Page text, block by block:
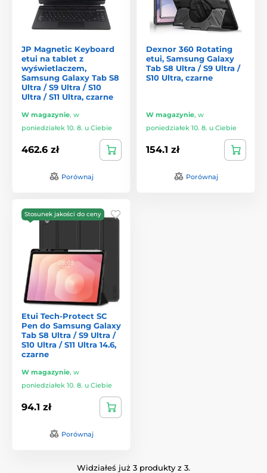
JP Magnetic Keyboard
etui na tablet z
wyświetlaczem,
Samsung Galaxy Tab S8
Ultra / S9 Ultra / S10
Ultra / S11 Ultra, czarne
W magazynie, w
poniedziałek 10. 8. u Ciebie
462.6 zł
Porównaj
Dexnor 360 Rotating
etui, Samsung Galaxy
Tab S8 Ultra / S9 Ultra /
S10 Ultra, czarne
W magazynie, w
poniedziałek 10. 8. u Ciebie
154.1 zł
Porównaj
Stosunek jakości do ceny
Etui Tech-Protect SC
Pen do Samsung Galaxy
Tab S8 Ultra / S9 Ultra /
S10 Ultra / S11 Ultra 14.6,
czarne
W magazynie, w
poniedziałek 10. 8. u Ciebie
94.1 zł
Porównaj
Widziałeś już 3 produkty z 3.